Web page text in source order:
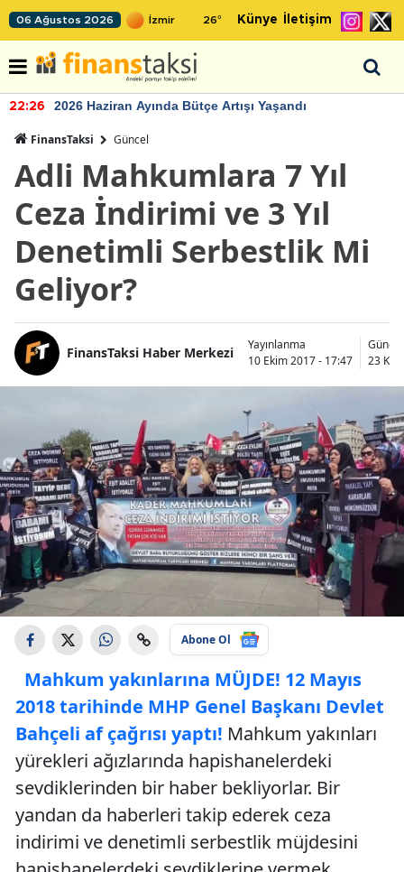
06 Ağustos 2026 26° Künye İletişim
22:26 2026 Haziran Ayında Bütçe Artışı Yaşandı
FinansTaksi Güncel
Adli Mahkumlara 7 Yıl
Ceza İndirimi ve 3 Yıl
Denetimli Serbestlik Mi
Geliyor?
FinansTaksi Haber Merkezi
Yayınlanma
10 Ekim 2017 - 17:47
23
Abone Ol
Mahkum yakınlarına MÜJDE! 12 Mayıs
2018 tarihinde MHP Genel Başkanı Devlet
Bahçeli af çağrısı yaptı! Mahkum yakınları
yürekleri ağızlarında hapishanelerdeki
sevdiklerinden bir haber bekliyorlar. Bir
yandan da haberleri takip ederek ceza
indirimi ve denetimli serbestlik müjdesini